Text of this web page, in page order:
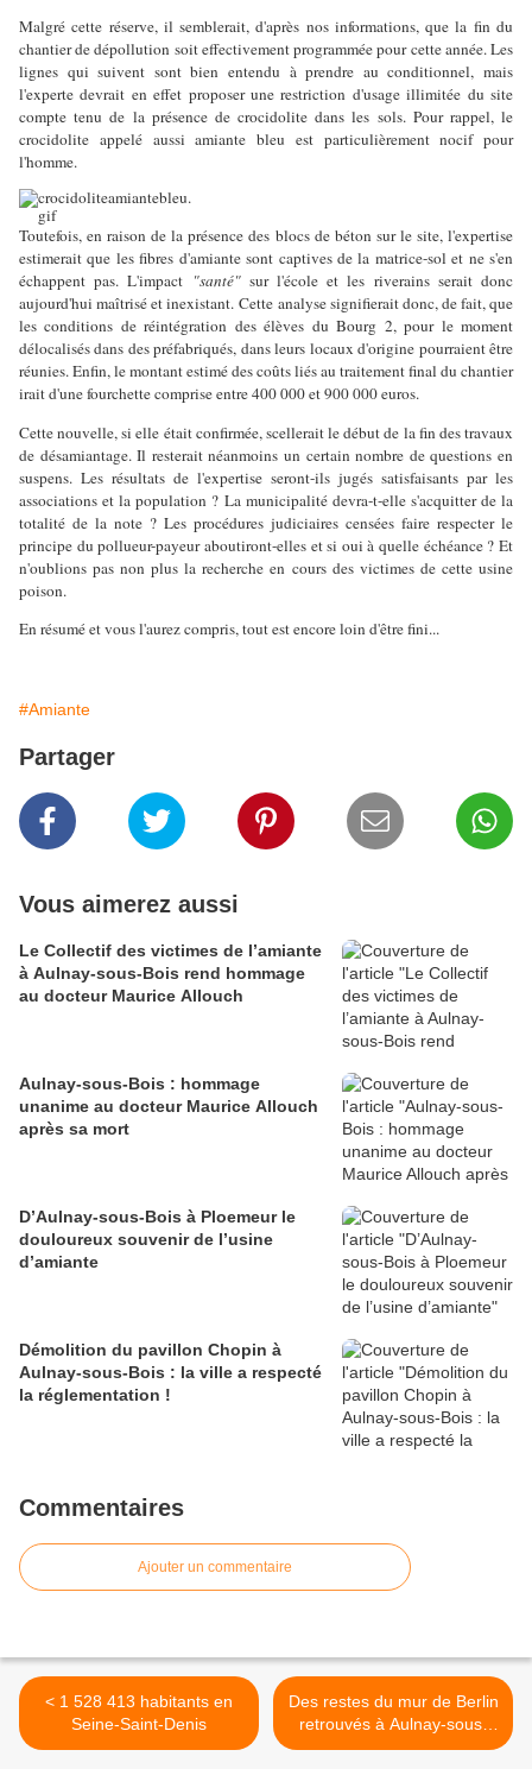
Malgré cette réserve, il semblerait, d'après nos informations, que la fin du
chantier de dépollution soit effectivement programmée pour cette année. Les
lignes qui suivent sont bien entendu à prendre au conditionnel, mais
l'experte devrait en effet proposer une restriction d'usage illimitée du site
compte tenu de la présence de crocidolite dans les sols. Pour rappel, le
crocidolite appelé aussi amiante bleu est particulièrement nocif pour
l'homme.
Toutefois, en raison de la présence des blocs de béton sur le site, l'expertise
estimerait que les fibres d'amiante sont captives de la matrice-sol et ne s'en
échappent pas. L'impact "santé"sur l'école et les riverains serait donc
aujourd'hui maîtrisé et inexistant. Cette analyse signifierait donc, de fait, que
les conditions de réintégration des élèves du Bourg 2, pour le moment
délocalisés dans des préfabriqués, dans leurs locaux d'origine pourraient être
réunies. Enfin, le montant estimé des coûts liés au traitement final du chantier
irait d'une fourchette comprise entre 400 000 et 900 000 euros.
Cette nouvelle, si elle était confirmée, scellerait le début de la fin des travaux
de désamiantage. Il resterait néanmoins un certain nombre de questions en
suspens. Les résultats de l'expertise seront-ils jugés satisfaisants par les
associations et la population ? La municipalité devra-t-elle s'acquitter de la
totalité de la note ? Les procédures judiciaires censées faire respecter le
principe du pollueur-payeur aboutiront-elles et si oui à quelle échéance ? Et
n'oublions pas non plus la recherche en cours des victimes de cette usine
poison.
En résumé et vous l'aurez compris, tout est encore loin d'être fini...
#Amiante
Partager
Vous aimerez aussi
Le Collectif des victimes de l’amiante
à Aulnay-sous-Bois rend hommage
au docteur Maurice Allouch
Aulnay-sous-Bois : hommage
unanime au docteur Maurice Allouch
après sa mort
D’Aulnay-sous-Bois à Ploemeur le
douloureux souvenir de l’usine
d’amiante
Démolition du pavillon Chopin à
Aulnay-sous-Bois : la ville a respecté
la réglementation !
Commentaires
Ajouter un commentaire
< 1 528 413 habitants en
Seine-Saint-Denis
Des restes du mur de Berlin
retrouvés à Aulnay-sous-
Bois ? >